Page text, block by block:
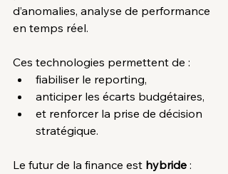
d’anomalies, analyse de performance
en temps réel.
Ces technologies permettent de :
fiabiliser le reporting,
anticiper les écarts budgétaires,
et renforcer la prise de décision
stratégique.
Le futur de la finance est hybride :